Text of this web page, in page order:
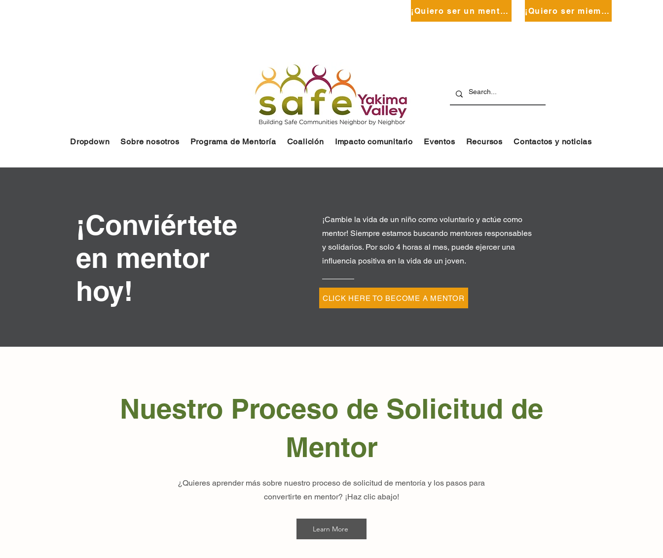
¡Quiero ser un mentor! ¡Quiero ser miembro de la coalición!
Dropdown Sobre nosotros Programa de Mentoría Coalición Impacto comunitario Eventos Recursos Contactos y noticias
¡Conviértete
en mentor
hoy!
¡Cambie la vida de un niño como voluntario y actúe como
mentor! Siempre estamos buscando mentores responsables
y solidarios. Por solo 4 horas al mes, puede ejercer una
influencia positiva en la vida de un joven.
CLICK HERE TO BECOME A MENTOR
Nuestro Proceso de Solicitud de
Mentor
¿Quieres aprender más sobre nuestro proceso de solicitud de mentoría y los pasos para
convertirte en mentor? ¡Haz clic abajo!
Learn More